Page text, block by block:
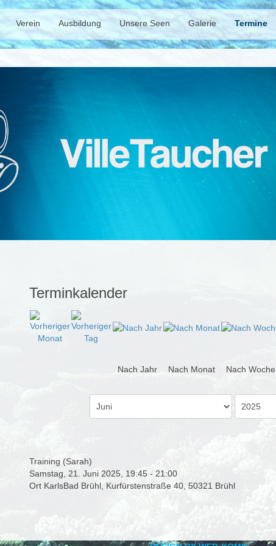
Verein Ausbildung Unsere Seen Galerie Termine
Terminkalender
Nach Jahr Nach Monat Nach Woche
Training (Sarah)
Samstag, 21. Juni 2025, 19:45 - 21:00
Ort KarlsBad Brühl, Kurfürstenstraße 40, 50321 Brühl